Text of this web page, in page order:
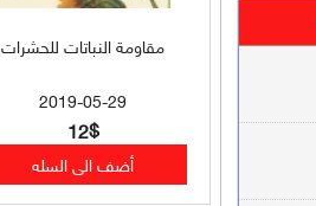
مقاومة النباتات للحشرات
2019-05-29
12$